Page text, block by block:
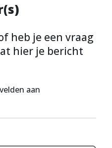
heb je een vraag
hier je bericht
aan